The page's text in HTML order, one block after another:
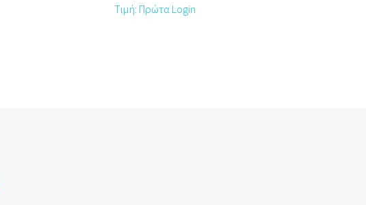
Τιμή: Πρώτα Login